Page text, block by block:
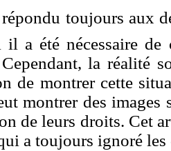
répondu toujours aux
il a été nécessaire de
la réalité
de montrer cette
montrer des images
de leurs droits. Cet
a toujours ignoré les